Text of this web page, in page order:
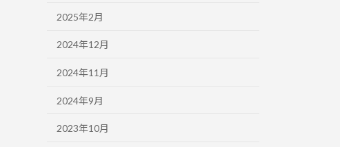
2025年2月
2024年12月
2024年11月
2024年9月
2023年10月